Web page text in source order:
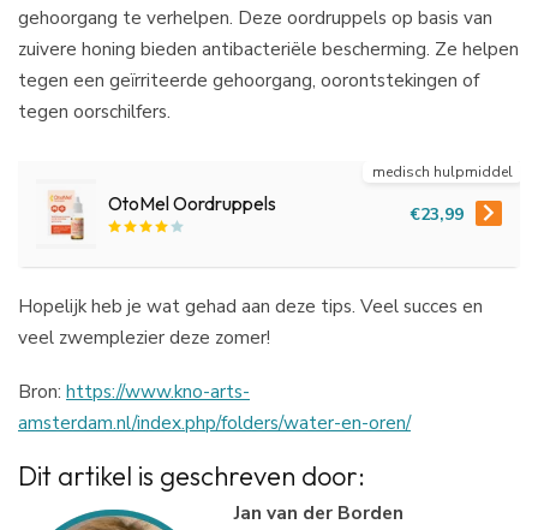
gehoorgang te verhelpen. Deze oordruppels op basis van
zuivere honing bieden antibacteriële bescherming. Ze helpen
tegen een geïrriteerde gehoorgang, oorontstekingen of
tegen oorschilfers.
OtoMel Oordruppels
medisch hulpmiddel
€23,99
Hopelijk heb je wat gehad aan deze tips. Veel succes en
veel zwemplezier deze zomer!
Bron: https://www.kno-arts-
amsterdam.nl/index.php/folders/water-en-oren/
Dit artikel is geschreven door:
Jan van der Borden